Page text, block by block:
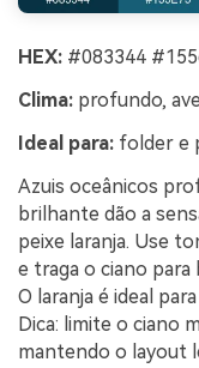
HEX: #083344
Clima: profundo,
Ideal para: folder e
Azuis oceânicos
brilhante dão a
peixe laranja. Use
e traga o ciano
O laranja é ideal
Dica: limite o ciano
mantendo o layout